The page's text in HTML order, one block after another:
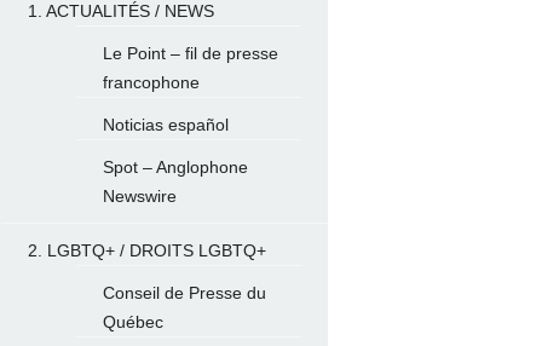
1. ACTUALITÉS / NEWS
Le Point – fil de presse
francophone
Noticias español
Spot – Anglophone
Newswire
2. LGBTQ+ / DROITS LGBTQ+
Conseil de Presse du
Québec